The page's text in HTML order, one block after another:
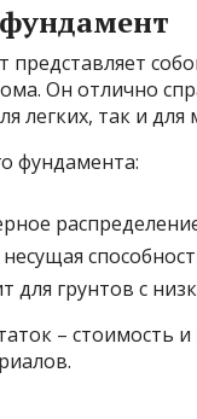
представляет
Он отлично
легких, так и
фундамента:
для грунтов с
– стоимость